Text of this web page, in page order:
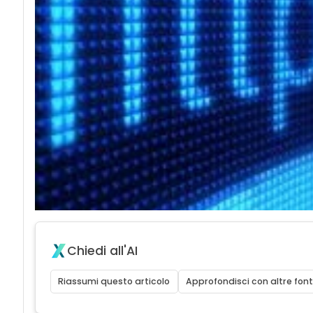
Chiedi all'AI
Riassumi questo articolo Approfondisci con altre